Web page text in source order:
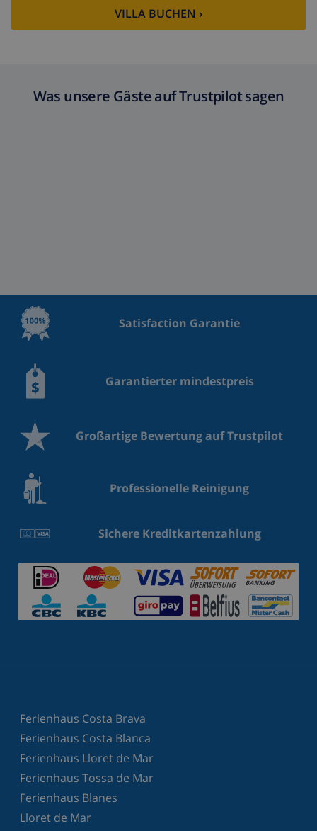
VILLA BUCHEN ›
Was unsere Gäste auf Trustpilot sagen
Satisfaction Garantie
Garantierter mindestpreis
Großartige Bewertung auf Trustpilot
Professionelle Reinigung
Sichere Kreditkartenzahlung
Ferienhaus Costa Brava
Ferienhaus Costa Blanca
Ferienhaus Lloret de Mar
Ferienhaus Tossa de Mar
Ferienhaus Blanes
Lloret de Mar